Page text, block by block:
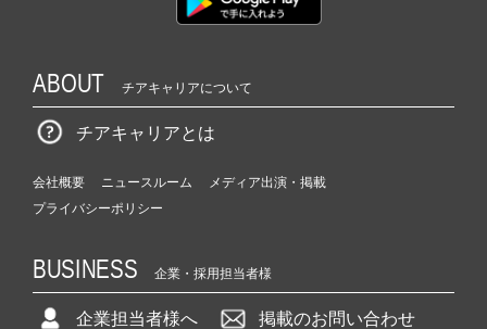
ABOUT チアキャリアについて
チアキャリアとは
会社概要 ニュースルーム
メディア出演・掲載
プライバシーポリシー
BUSINESS 企業・採用担当者様
企業担当者様へ 掲載のお問い合わせ